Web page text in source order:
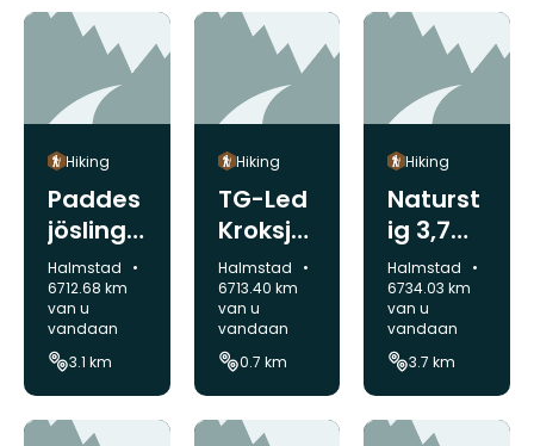
Hiking
Paddes
jöslinga
n 3,1 km
Gemeente:
Halmstad
6712.68 km
van u
vandaan
3.1 km
Hiking
TG-Led
Kroksjö
n 1 km
Gemeente:
Halmstad
6713.40 km
van u
vandaan
0.7 km
Hiking
Naturst
ig 3,7
km
Gemeente:
Halmstad
6734.03 km
van u
vandaan
3.7 km